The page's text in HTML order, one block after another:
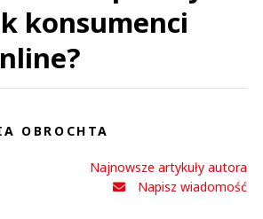
konsumenci
OBROCHTA
Najnowsze artykuły autora
Napisz wiadomość